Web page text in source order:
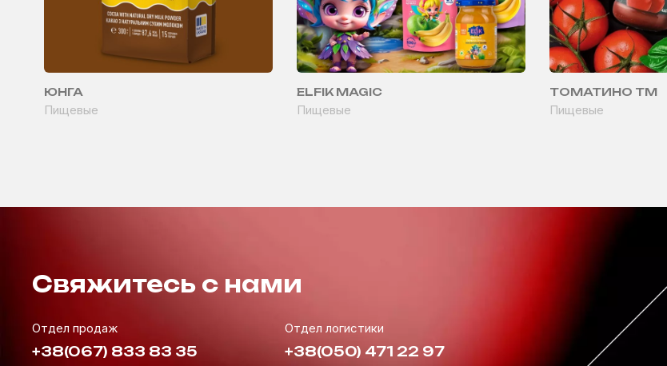
ЮНГА
Пищевые
ELFIK MAGIC
Пищевые
ТОМАТИНО ТМ
Пищевые
Свяжитесь с нами
Отдел продаж
+38(067) 833 83 35
Отдел логистики
+38(050) 471 22 97